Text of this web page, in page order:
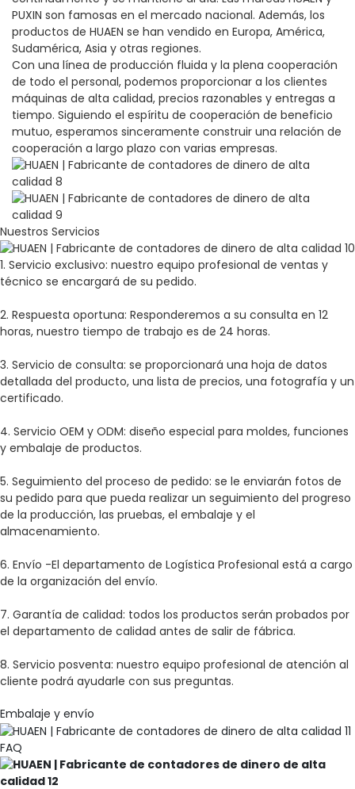
PUXIN son famosas en el mercado nacional. Además, los
productos de HUAEN se han vendido en Europa, América,
Sudamérica, Asia y otras regiones.
Con una línea de producción fluida y la plena cooperación
de todo el personal, podemos proporcionar a los clientes
máquinas de alta calidad, precios razonables y entregas a
tiempo. Siguiendo el espíritu de cooperación de beneficio
mutuo, esperamos sinceramente construir una relación de
cooperación a largo plazo con varias empresas.
Nuestros Servicios
1. Servicio exclusivo: nuestro equipo profesional de ventas y
técnico se encargará de su pedido.
2. Respuesta oportuna: Responderemos a su consulta en 12
horas, nuestro tiempo de trabajo es de 24 horas.
3. Servicio de consulta: se proporcionará una hoja de datos
detallada del producto, una lista de precios, una fotografía y un
certificado.
4. Servicio OEM y ODM: diseño especial para moldes, funciones
y embalaje de productos.
5. Seguimiento del proceso de pedido: se le enviarán fotos de
su pedido para que pueda realizar un seguimiento del progreso
de la producción, las pruebas, el embalaje y el
almacenamiento.
6. Envío -El departamento de Logística Profesional está a cargo
de la organización del envío.
7. Garantía de calidad: todos los productos serán probados por
el departamento de calidad antes de salir de fábrica.
8. Servicio posventa: nuestro equipo profesional de atención al
cliente podrá ayudarle con sus preguntas.
Embalaje y envío
FAQ